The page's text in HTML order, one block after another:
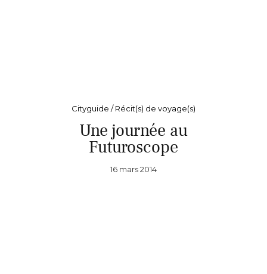
Cityguide / Récit(s) de voyage(s)
Une journée au
Futuroscope
16 mars 2014